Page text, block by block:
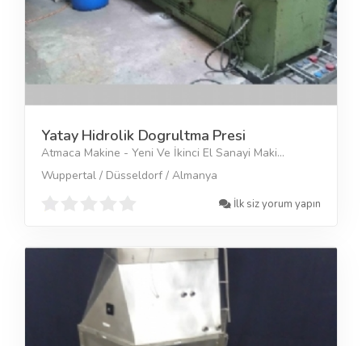
Yatay Hidrolik Dogrultma Presi
Atmaca Makine - Yeni Ve İkinci El Sanayi Maki...
Wuppertal / Düsseldorf / Almanya
İlk siz yorum yapın